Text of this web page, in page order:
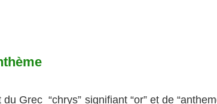
Grec “chrys” signifiant “or” et de